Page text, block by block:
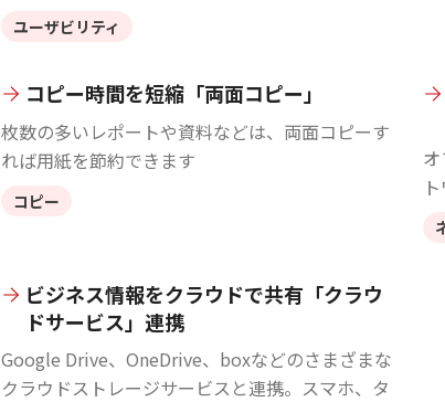
ユーザビリティ
コピー時間を短縮「両面コピー」
枚数の多いレポートや資料などは、両面コピーす
れば用紙を節約できます
コピー
ビジネス情報をクラウドで共有「クラウ
ドサービス」連携
Google Drive、OneDrive、boxなどのさまざまな
クラウドストレージサービスと連携。スマホ、タ